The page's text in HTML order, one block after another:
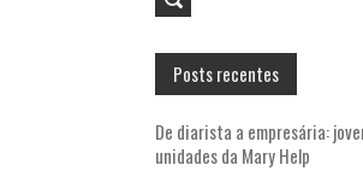
Posts recentes
De diarista a empresária:
unidades da Mary Help